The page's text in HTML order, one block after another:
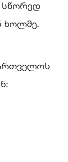
სწორედ
ხოლმე.